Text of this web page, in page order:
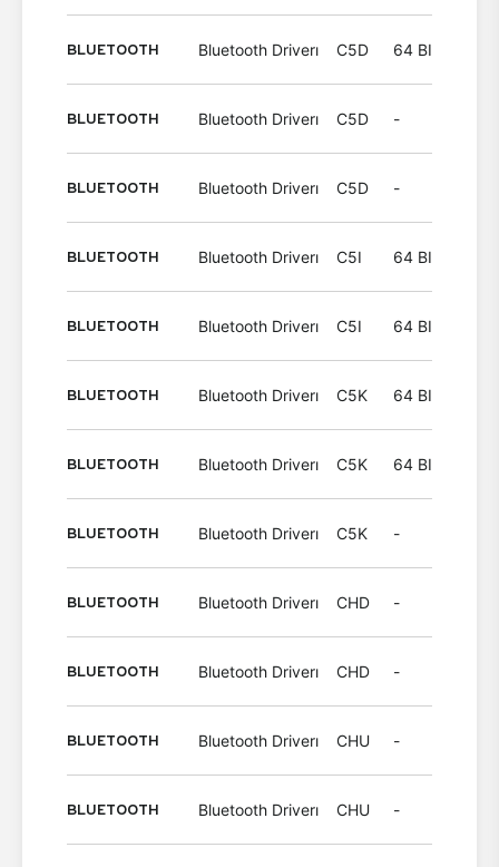
BLUETOOTH Bluetooth Driverı C5D 64 BIT
BLUETOOTH Bluetooth Driverı C5D -
BLUETOOTH Bluetooth Driverı C5D -
BLUETOOTH Bluetooth Driverı C5I 64 BIT
BLUETOOTH Bluetooth Driverı C5I 64 BIT
BLUETOOTH Bluetooth Driverı C5K 64 BIT
BLUETOOTH Bluetooth Driverı C5K 64 BIT
BLUETOOTH Bluetooth Driverı C5K -
BLUETOOTH Bluetooth Driverı CHD -
BLUETOOTH Bluetooth Driverı CHD -
BLUETOOTH Bluetooth Driverı CHU -
BLUETOOTH Bluetooth Driverı CHU -